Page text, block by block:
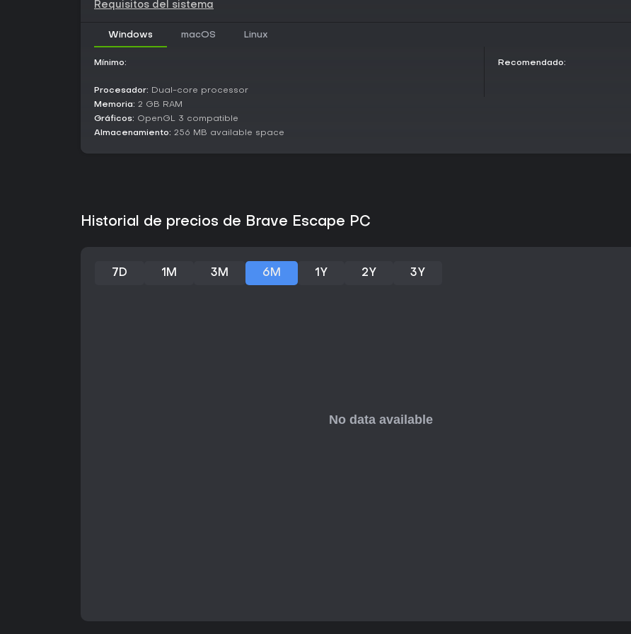
Let the Adventure Begin
Requisitos del sistema
Windows macOS Linux
Mínimo:
Procesador: Dual-core processor
Memoria: 2 GB RAM
Gráficos: OpenGL 3 compatible
Almacenamiento: 256 MB available space
Recomendado:
Historial de precios de Brave Escape PC
7D 1M 3M 6M 1Y 2Y 3Y